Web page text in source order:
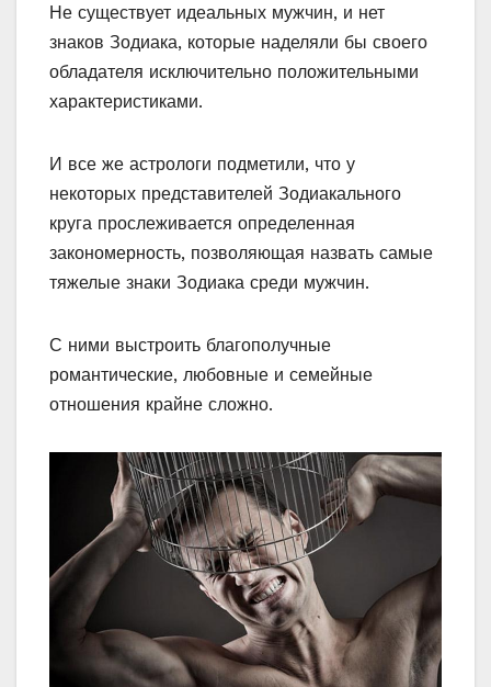
Не существует идеальных мужчин, и нет
знаков Зодиака, которые наделяли бы своего
обладателя исключительно положительными
характеристиками.
И все же астрологи подметили, что у
некоторых представителей Зодиакального
круга прослеживается определенная
закономерность, позволяющая назвать самые
тяжелые знаки Зодиака среди мужчин.
С ними выстроить благополучные
романтические, любовные и семейные
отношения крайне сложно.